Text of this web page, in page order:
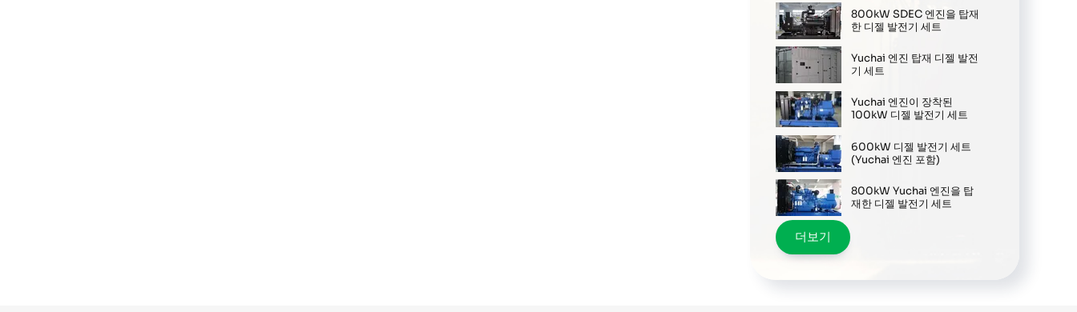
800kW SDEC 엔진을 탑재
한 디젤 발전기 세트
Yuchai 엔진 탑재 디젤 발전
기 세트
Yuchai 엔진이 장착된
100kW 디젤 발전기 세트
600kW 디젤 발전기 세트
(Yuchai 엔진 포함)
800kW Yuchai 엔진을 탑
재한 디젤 발전기 세트
더보기